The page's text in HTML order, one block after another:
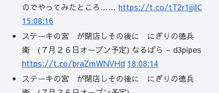
のでやってみたところ…… https://t.co/tT2r1jjilC
15:08:16
ステーキの宮 が閉店しその後に にぎりの徳兵
衛 (７月２６日オープン予定) なるぱら – d3pipes
https://t.co/braZmWNVHd 18:08:14
ステーキの宮 が閉店しその後に にぎりの徳兵